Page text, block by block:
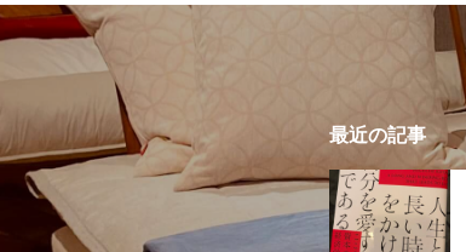
最近の記事